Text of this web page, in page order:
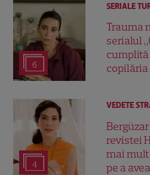
6
SERIALE
Trauma
serialul
copilăria
4
VEDETE
revistei
mai
pe a